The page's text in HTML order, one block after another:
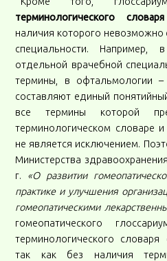
терминологического словаря
наличия которого
специальности. Например,
отдельной врачебной
термины, в офтальмологии
составляют единый
все термины которой
терминологическом словаре и
не является исключением.
Министерства
г. «О развитии
практике и улучшения
гомеопатическими
гомеопатического
терминологического
так как без наличия